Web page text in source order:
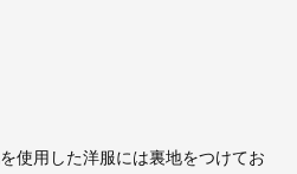
使用した洋服には裏地をつけてお